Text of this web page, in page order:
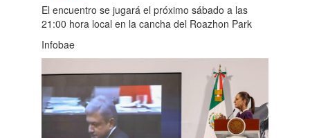
El encuentro se jugará el próximo sábado a las
21:00 hora local en la cancha del Roazhon Park
Infobae